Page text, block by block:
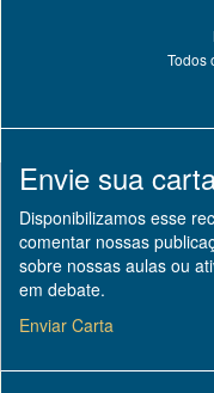
Todos
Envie sua
Disponibilizamos esse
comentar nossas
sobre nossas aulas ou
em debate.
Enviar Carta